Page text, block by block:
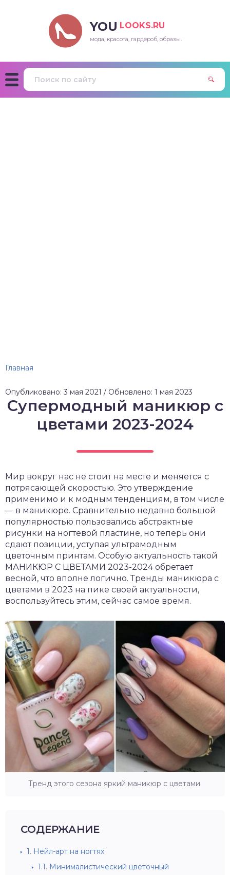
YOU LOOKS.RU
мода, красота, гардероб, образы.
Главная
Опубликовано: 3 мая 2021 / Обновлено: 1 мая 2023
Супермодный маникюр с
цветами 2023-2024
Мир вокруг нас не стоит на месте и меняется с
потрясающей скоростью. Это утверждение
применимо и к модным тенденциям, в том числе
— в маникюре. Сравнительно недавно большой
популярностью пользовались абстрактные
рисунки на ногтевой пластине, но теперь они
сдают позиции, уступая ультрамодным
цветочным принтам. Особую актуальность такой
МАНИКЮР С ЦВЕТАМИ 2023-2024 обретает
весной, что вполне логично. Тренды маникюра с
цветами в 2023 на пике своей актуальности,
воспользуйтесь этим, сейчас самое время.
Тренд этого сезона яркий маникюр с цветами.
СОДЕРЖАНИЕ
1. Нейл-арт на ногтях
1.1. Минималистический цветочный